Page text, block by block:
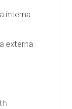
interna
externa